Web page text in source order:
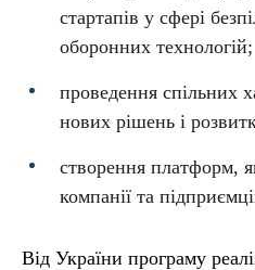
стартапів у сфері
оборонних технологій;
проведення спільних
нових рішень і
створення платформ,
компанії та
Від України програму